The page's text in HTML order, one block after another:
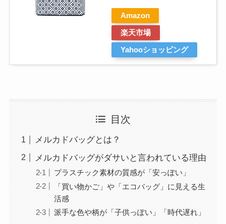
Amazon
楽天市場
Yahooショッピング
目次
メルカドバッグとは？
メルカドバッグがダサいと言われている理由
プラスチック素材の質感が「安っぽい」
「買い物かご」や「エコバッグ」に見える生
活感
派手な色や柄が「子供っぽい」「時代遅れ」